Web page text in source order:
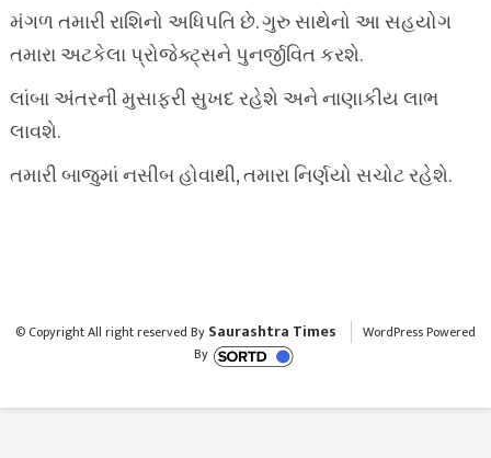
મંગળ તમારી રાશિનો અધિપતિ છે. ગુરુ સાથેનો આ સહયોગ
તમારા અટકેલા પ્રોજેક્ટ્સને પુનર્જીવિત કરશે.
લાંબા અંતરની મુસાફરી સુખદ રહેશે અને નાણાકીય લાભ
લાવશે.
તમારી બાજુમાં નસીબ હોવાથી, તમારા નિર્ણયો સચોટ રહેશે.
© Copyright All right reserved By Saurashtra Times
WordPress Powered
By